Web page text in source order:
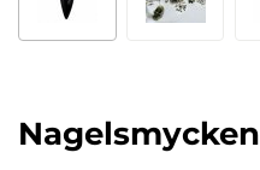
Nagelsmycken